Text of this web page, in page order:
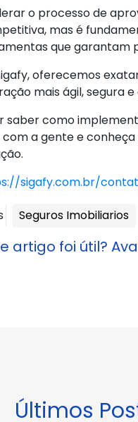
o processo de
mas é
que garantam
oferecemos
mais ágil, segura
saber como
com a gente e
sigafy.com.br/
Seguros Imobiliarios
artigo foi útil?
Últimos